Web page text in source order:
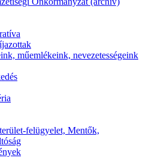
műemlékeink, nevezetességeink
felügyelet, Mentők,